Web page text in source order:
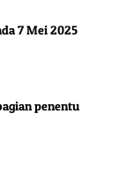
7 Mei 2025
penentu